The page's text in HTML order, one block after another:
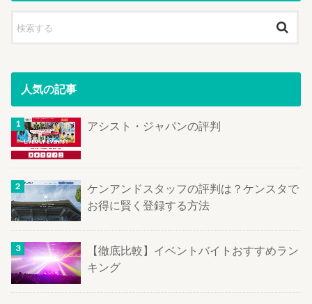
人気の記事
アシスト・ジャパンの評判
ケンアンドスタッフの評判は？ケンスタで
お得に賢く登録する方法
【徹底比較】イベントバイトおすすめラン
キング